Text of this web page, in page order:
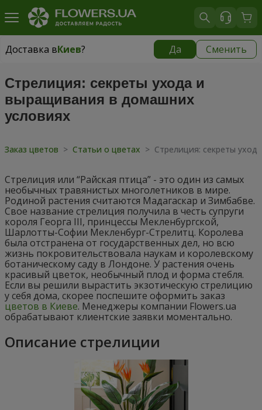
Доставка вКиев? Да Сменить
Доставка вКиев
Стрелиция: секреты ухода и
выращивания в домашних
условиях
Заказ цветов > Статьи о цветах > Стрелиция: секреты
Стрелиция или “Райская птица” - это один из самых
необычных травянистых многолетников в мире.
Родиной растения считаются Мадагаскар и Зимбабве.
Свое название стрелиция получила в честь супруги
короля Георга III, принцессы Мекленбургской,
Шарлотты-Софии Мекленбург-Стрелитц. Королева
была отстранена от государственных дел, но всю
жизнь покровительствовала наукам и королевскому
ботаническому саду в Лондоне. У растения очень
красивый цветок, необычный плод и форма стебля.
Если вы решили вырастить экзотическую стрелицию
у себя дома, скорее поспешите оформить заказ
цветов в Киеве. Менеджеры компании Flowers.ua
обрабатывают клиентские заявки моментально.
Описание стрелиции